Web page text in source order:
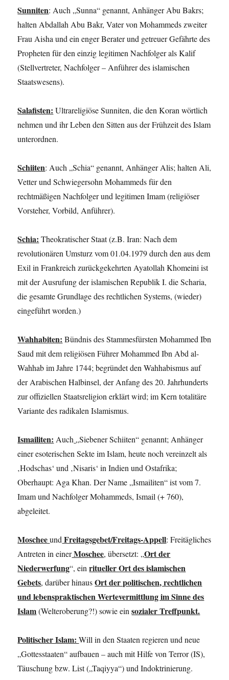
Sunniten: Auch „Sunna“ genannt, Anhänger Abu Bakrs;
halten Abdallah Abu Bakr, Vater von Mohammeds zweiter
Frau Aisha und ein enger Berater und getreuer Gefährte des
Propheten für den einzig legitimen Nachfolger als Kalif
(Stellvertreter, Nachfolger – Anführer des islamischen
Staatswesens).
Salafisten: Ultrareligiöse Sunniten, die den Koran wörtlich
nehmen und ihr Leben den Sitten aus der Frühzeit des Islam
unterordnen.
Schiiten: Auch „Schia“ genannt, Anhänger Alis; halten Ali,
Vetter und Schwiegersohn Mohammeds für den
rechtmäßigen Nachfolger und legitimen Imam (religiöser
Vorsteher, Vorbild, Anführer).
Schia: Theokratischer Staat (z.B. Iran: Nach dem
revolutionären Umsturz vom 01.04.1979 durch den aus dem
Exil in Frankreich zurückgekehrten Ayatollah Khomeini ist
mit der Ausrufung der islamischen Republik I. die Scharia,
die gesamte Grundlage des rechtlichen Systems, (wieder)
eingeführt worden.)
Wahhabiten: Bündnis des Stammesfürsten Mohammed Ibn
Saud mit dem religiösen Führer Mohammed Ibn Abd al-
Wahhab im Jahre 1744; begründet den Wahhabismus auf
der Arabischen Halbinsel, der Anfang des 20. Jahrhunderts
zur offiziellen Staatsreligion erklärt wird; im Kern totalitäre
Variante des radikalen Islamismus.
Ismailiten: Auch „Siebener Schiiten“ genannt; Anhänger
einer esoterischen Sekte im Islam, heute noch vereinzelt als
‚Hodschas‘ und ‚Nisaris‘ in Indien und Ostafrika;
Oberhaupt: Aga Khan. Der Name „Ismailiten“ ist vom 7.
Imam und Nachfolger Mohammeds, Ismail (+ 760),
abgeleitet.
Moscheeund Freitagsgebet/Freitags-Appell: Freitägliches
Antreten in einerMoschee, übersetzt: „Ort der
Niederwerfung“, einritueller Ort des islamischen
Gebets, darüber hinausOrt der politischen, rechtlichen
und lebenspraktischen Wertevermittlung im Sinne des
Islam(Welteroberung?!) sowie einsozialer Treffpunkt.
Politischer Islam:Will in den Staaten regieren und neue
„Gottesstaaten“ aufbauen – auch mit Hilfe von Terror (IS),
Täuschung bzw. List („Taqiyya“) und Indoktrinierung.